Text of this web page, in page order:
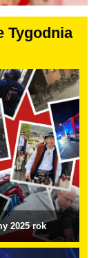
Tygodnia
2025 rok